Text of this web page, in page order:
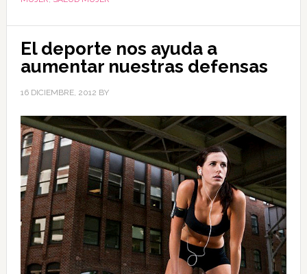
El deporte nos ayuda a
aumentar nuestras defensas
16 DICIEMBRE, 2012 BY